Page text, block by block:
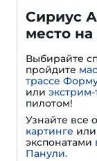
Сириус
место на
Выбирайте
пройдите
трассе
или экстрим-
пилотом!
Узнайте все
картинге
экспонатами
Панули.